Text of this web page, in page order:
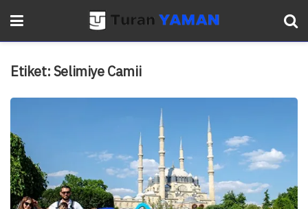
Etiket:Selimiye Camii